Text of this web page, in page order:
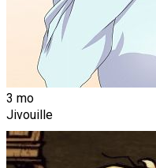
3 mo
Jivouille